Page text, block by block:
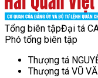
Tổng biên tậpĐại tá
Phó tổng biên tập
Thượng tá
Thượng tá VŨ